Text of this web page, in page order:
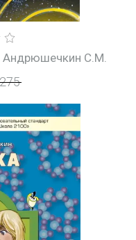
Андрюшечкин С.М.
275